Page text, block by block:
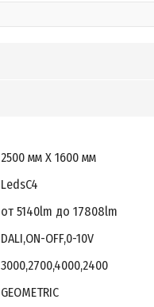
2500 мм X 1600 мм
LedsC4
от 5140lm до 17808lm
DALI,ON-OFF,0-10V
3000,2700,4000,2400
GEOMETRIC